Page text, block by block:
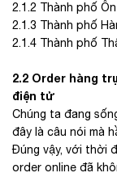
2.1.2 Thành phố
2.1.3 Thành phố
2.1.4 Thành phố
2.2 Order hàng
điện tử
Chúng ta đang
đây là câu nói mà
Đúng vậy, với thời
order online đã